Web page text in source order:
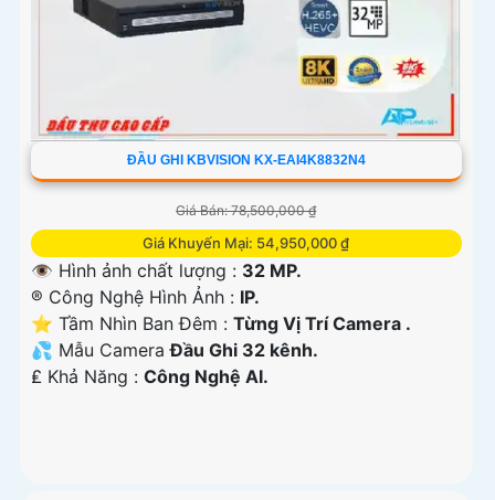
ĐẦU GHI KBVISION KX-EAI4K8832N4
Giá Bán: 78,500,000 ₫
Giá Khuyến Mại: 54,950,000 ₫
👁 Hình ảnh chất lượng : 32 MP.
®️ Công Nghệ Hình Ảnh : IP.
⭐ Tầm Nhìn Ban Đêm : Từng Vị Trí Camera .
💦 Mẫu CameraĐầu Ghi 32 kênh.
️₤ Khả Năng : Công Nghệ AI.